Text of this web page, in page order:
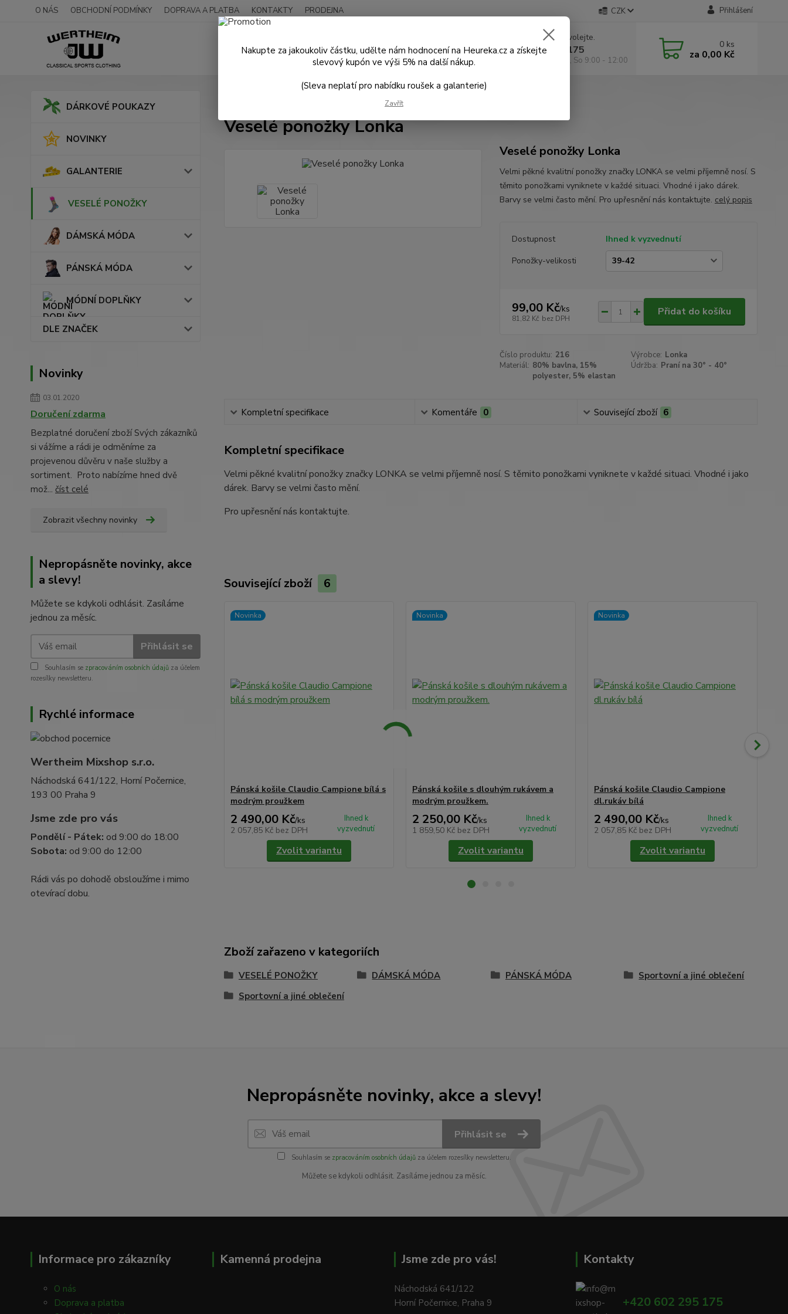
O NÁS OBCHODNÍ PODMÍNKY DOPRAVA A PLATBA KONTAKTY PRODEJNA CZK Přihlášení
Hledat
Nevíte si rady? Zavolejte.
+420 602 295 175
Po - Pá 9:00 -18:00, So 9:00 - 12:00
0 ks
za 0,00 Kč
DÁRKOVÉ POUKAZY
NOVINKY
GALANTERIE
VESELÉ PONOŽKY
DÁMSKÁ MÓDA
PÁNSKÁ MÓDA
MÓDNÍ DOPLŇKY
DLE ZNAČEK
Novinky
03.01.2020
Doručení zdarma
Bezplatné doručení zboží Svých zákazníků
si vážíme a rádi je odměníme za
projevenou důvěru v naše služby a
sortiment. Proto nabízíme hned dvě
mož... číst celé
Zobrazit všechny novinky
Nepropásněte novinky, akce
a slevy!
Můžete se kdykoli odhlásit. Zasíláme
jednou za měsíc.
Přihlásit se
Souhlasím se zpracováním osobních údajů za účelem
rozesílky newsletteru.
Rychlé informace
Wertheim Mixshop s.r.o.
Náchodská 641/122, Horní Počernice,
193 00 Praha 9
Jsme zde pro vás
Pondělí - Pátek: od 9:00 do 18:00
Sobota: od 9:00 do 12:00
Rádi vás po dohodě obsloužíme i mimo
otevírací dobu.
Veselé ponožky Lonka
Veselé ponožky Lonka
Velmi pěkné kvalitní ponožky značky LONKA se velmi příjemně nosí. S
těmito ponožkami vyniknete v každé situaci. Vhodné i jako dárek.
Barvy se velmi často mění. Pro upřesnění nás kontaktujte. celý popis
Dostupnost
Ihned k vyzvednutí
Ponožky-velikosti
99,00 Kč/ks
81,82 Kč bez DPH
Přidat do košíku
Číslo produktu: 216 Výrobce: Lonka
Materiál: 80% bavlna, 15%
polyester, 5% elastan
Údržba: Praní na 30° - 40°
Kompletní specifikace Komentáře 0 Související zboží 6
Kompletní specifikace
Velmi pěkné kvalitní ponožky značky LONKA se velmi příjemně nosí. S těmito ponožkami vyniknete v každé situaci. Vhodné i jako
dárek. Barvy se velmi často mění.
Pro upřesnění nás kontaktujte.
Související zboží 6
Novinka
Pánská košile Claudio Campione bílá s
modrým proužkem
2 490,00 Kč/ks
2 057,85 Kč bez DPH
Ihned k
vyzvednutí
Zvolit variantu
Novinka
Pánská košile s dlouhým rukávem a
modrým proužkem.
2 250,00 Kč/ks
1 859,50 Kč bez DPH
Ihned k
vyzvednutí
Zvolit variantu
Novinka
Pánská košile Claudio Campione
dl.rukáv bílá
2 490,00 Kč/ks
2 057,85 Kč bez DPH
Ihned k
vyzvednutí
Zvolit variantu
Zboží zařazeno v kategoriích
VESELÉ PONOŽKY DÁMSKÁ MÓDA PÁNSKÁ MÓDA
Sportovní a jiné oblečení
Sportovní a jiné oblečení
Nepropásněte novinky, akce a slevy!
Přihlásit se
Souhlasím se zpracováním osobních údajůza účelem rozesílky newsletteru.
Můžete se kdykoli odhlásit. Zasíláme jednou za měsíc.
Informace pro zákazníky
O nás
Doprava a platba
Kamenná prodejna Jsme zde pro vás!
Náchodská 641/122
Horní Počernice, Praha 9
Kontakty
+420 602 295 175
Nakupte za jakoukoliv částku, udělte nám hodnocení na Heureka.cz a získejte
slevový kupón ve výši 5% na další nákup.
(Sleva neplatí pro nabídku roušek a galanterie)
Zavřít